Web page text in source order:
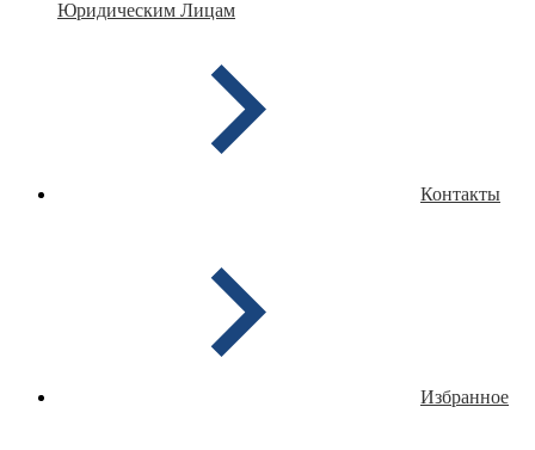
Юридическим Лицам
Контакты
Избранное